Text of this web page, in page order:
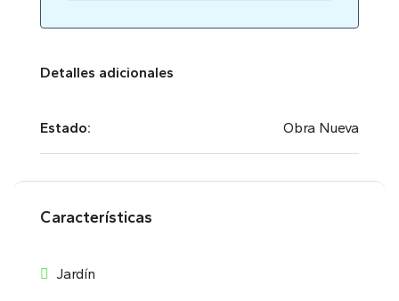
Detalles adicionales
Estado: Obra Nueva
Características
Jardín